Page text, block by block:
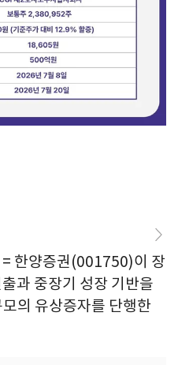
한양증권(001750)이 장
과 중장기 성장 기반을
의 유상증자를 단행한